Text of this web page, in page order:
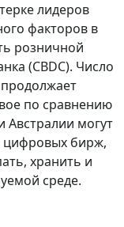
лидеров
факторов в
розничной
(CBDC). Число
по сравнению
Австралии могут
цифровых бирж,
хранить и
среде.